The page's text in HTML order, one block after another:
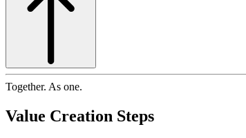
Together. As one.
Value Creation Steps